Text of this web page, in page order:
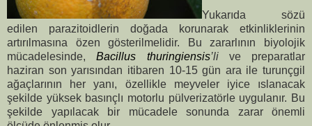
Yukarıda sözü
edilen parazitoidlerin doğada korunarak etkinliklerinin
artırılmasına özen gösterilmelidir. Bu zararlının biyolojik
mücadelesinde,Bacillus thuringiensis’li ve preparatlar
haziran son yarısından itibaren 10-15 gün ara ile turunçgil
ağaçlarının her yanı, özellikle meyveler iyice ıslanacak
şekilde yüksek basınçlı motorlu pülverizatörle uygulanır. Bu
şekilde yapılacak bir mücadele sonunda zarar önemli